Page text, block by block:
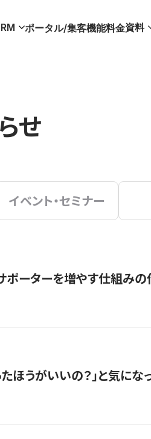
ポータル/集客機能料金資料
せ
イベント・セミナー
サポーターを増やす仕組
たほうがいいの？」と気に